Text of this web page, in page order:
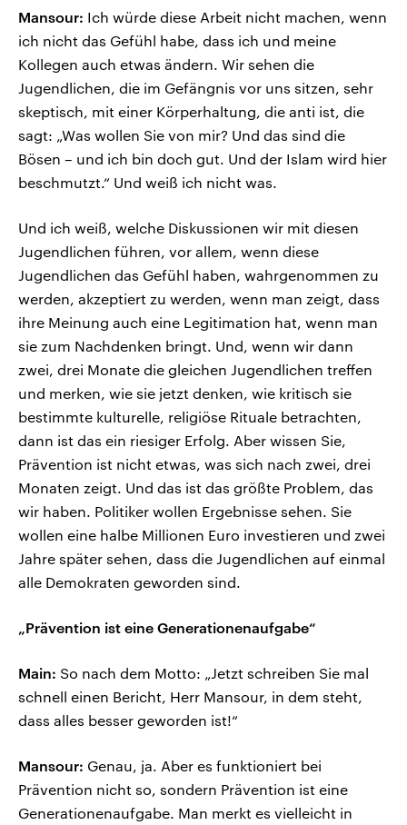
Mansour: Ich würde diese Arbeit nicht machen, wenn
ich nicht das Gefühl habe, dass ich und meine
Kollegen auch etwas ändern. Wir sehen die
Jugendlichen, die im Gefängnis vor uns sitzen, sehr
skeptisch, mit einer Körperhaltung, die anti ist, die
sagt: „Was wollen Sie von mir? Und das sind die
Bösen – und ich bin doch gut. Und der Islam wird hier
beschmutzt.“ Und weiß ich nicht was.
Und ich weiß, welche Diskussionen wir mit diesen
Jugendlichen führen, vor allem, wenn diese
Jugendlichen das Gefühl haben, wahrgenommen zu
werden, akzeptiert zu werden, wenn man zeigt, dass
ihre Meinung auch eine Legitimation hat, wenn man
sie zum Nachdenken bringt. Und, wenn wir dann
zwei, drei Monate die gleichen Jugendlichen treffen
und merken, wie sie jetzt denken, wie kritisch sie
bestimmte kulturelle, religiöse Rituale betrachten,
dann ist das ein riesiger Erfolg. Aber wissen Sie,
Prävention ist nicht etwas, was sich nach zwei, drei
Monaten zeigt. Und das ist das größte Problem, das
wir haben. Politiker wollen Ergebnisse sehen. Sie
wollen eine halbe Millionen Euro investieren und zwei
Jahre später sehen, dass die Jugendlichen auf einmal
alle Demokraten geworden sind.
„Prävention ist eine Generationenaufgabe“
Main: So nach dem Motto: „Jetzt schreiben Sie mal
schnell einen Bericht, Herr Mansour, in dem steht,
dass alles besser geworden ist!“
Mansour: Genau, ja. Aber es funktioniert bei
Prävention nicht so, sondern Prävention ist eine
Generationenaufgabe. Man merkt es vielleicht in